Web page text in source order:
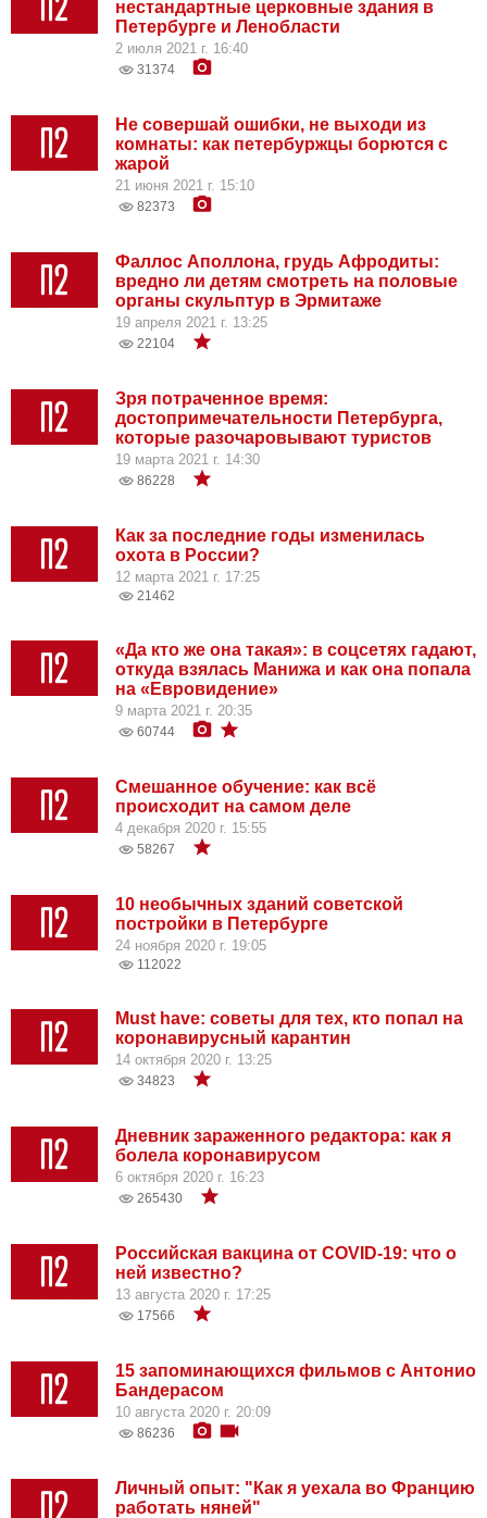
нестандартные церковные здания в
Петербурге и Ленобласти
2 июля 2021 г. 16:40
31374
Не совершай ошибки, не выходи из
комнаты: как петербуржцы борются с
жарой
21 июня 2021 г. 15:10
82373
Фаллос Аполлона, грудь Афродиты:
вредно ли детям смотреть на половые
органы скульптур в Эрмитаже
19 апреля 2021 г. 13:25
22104
Зря потраченное время:
достопримечательности Петербурга,
которые разочаровывают туристов
19 марта 2021 г. 14:30
86228
Как за последние годы изменилась
охота в России?
12 марта 2021 г. 17:25
21462
«Да кто же она такая»: в соцсетях гадают,
откуда взялась Манижа и как она попала
на «Евровидение»
9 марта 2021 г. 20:35
60744
Смешанное обучение: как всё
происходит на самом деле
4 декабря 2020 г. 15:55
58267
10 необычных зданий советской
постройки в Петербурге
24 ноября 2020 г. 19:05
112022
Must have: советы для тех, кто попал на
коронавирусный карантин
14 октября 2020 г. 13:25
34823
Дневник зараженного редактора: как я
болела коронавирусом
6 октября 2020 г. 16:23
265430
Российская вакцина от COVID-19: что о
ней известно?
13 августа 2020 г. 17:25
17566
15 запоминающихся фильмов с Антонио
Бандерасом
10 августа 2020 г. 20:09
86236
Личный опыт: "Как я уехала во Францию
работать няней"